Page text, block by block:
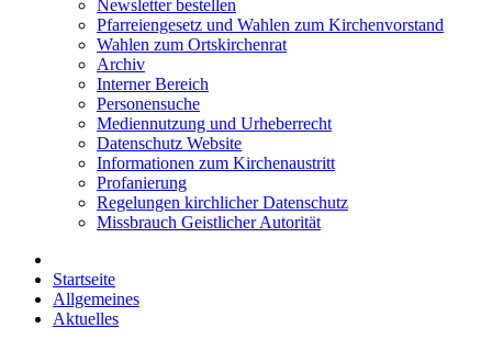
Newsletter bestellen
Pfarreiengesetz und Wahlen zum Kirchenvorstand
Wahlen zum Ortskirchenrat
Archiv
Interner Bereich
Personensuche
Mediennutzung und Urheberrecht
Datenschutz Website
Informationen zum Kirchenaustritt
Profanierung
Regelungen kirchlicher Datenschutz
Missbrauch Geistlicher Autorität
Startseite
Allgemeines
Aktuelles